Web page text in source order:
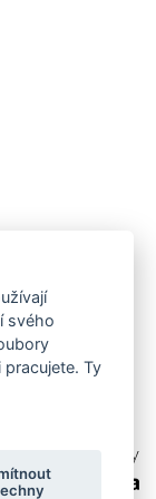
made by
svého
Ty